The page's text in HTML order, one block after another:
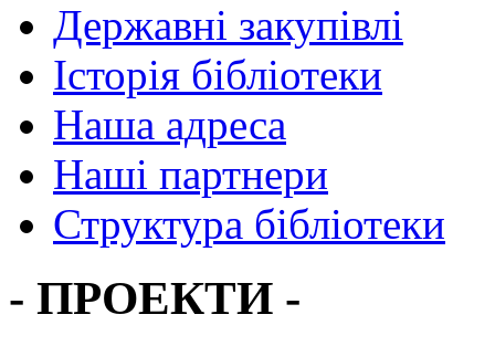
Державні закупівлі
Історія бібліотеки
Наша адреса
Наші партнери
Структура бібліотеки
- ПРОЕКТИ -